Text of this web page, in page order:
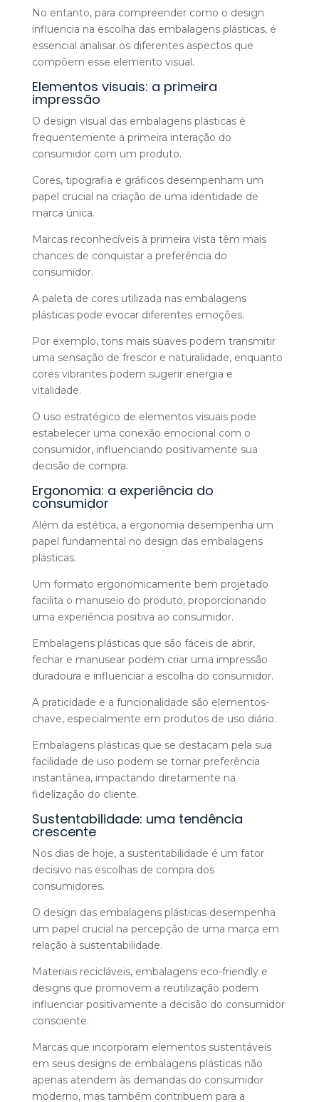
No entanto, para compreender como o design
influencia na escolha das embalagens plásticas, é
essencial analisar os diferentes aspectos que
compõem esse elemento visual.
Elementos visuais: a primeira
impressão
O design visual das embalagens plásticas é
frequentemente a primeira interação do
consumidor com um produto.
Cores, tipografia e gráficos desempenham um
papel crucial na criação de uma identidade de
marca única.
Marcas reconhecíveis à primeira vista têm mais
chances de conquistar a preferência do
consumidor.
A paleta de cores utilizada nas embalagens
plásticas pode evocar diferentes emoções.
Por exemplo, tons mais suaves podem transmitir
uma sensação de frescor e naturalidade, enquanto
cores vibrantes podem sugerir energia e
vitalidade.
O uso estratégico de elementos visuais pode
estabelecer uma conexão emocional com o
consumidor, influenciando positivamente sua
decisão de compra.
Ergonomia: a experiência do
consumidor
Além da estética, a ergonomia desempenha um
papel fundamental no design das embalagens
plásticas.
Um formato ergonomicamente bem projetado
facilita o manuseio do produto, proporcionando
uma experiência positiva ao consumidor.
Embalagens plásticas que são fáceis de abrir,
fechar e manusear podem criar uma impressão
duradoura e influenciar a escolha do consumidor.
A praticidade e a funcionalidade são elementos-
chave, especialmente em produtos de uso diário.
Embalagens plásticas que se destacam pela sua
facilidade de uso podem se tornar preferência
instantânea, impactando diretamente na
fidelização do cliente.
Sustentabilidade: uma tendência
crescente
Nos dias de hoje, a sustentabilidade é um fator
decisivo nas escolhas de compra dos
consumidores.
O design das embalagens plásticas desempenha
um papel crucial na percepção de uma marca em
relação à sustentabilidade.
Materiais recicláveis, embalagens eco-friendly e
designs que promovem a reutilização podem
influenciar positivamente a decisão do consumidor
consciente.
Marcas que incorporam elementos sustentáveis
em seus designs de embalagens plásticas não
apenas atendem às demandas do consumidor
moderno, mas também contribuem para a